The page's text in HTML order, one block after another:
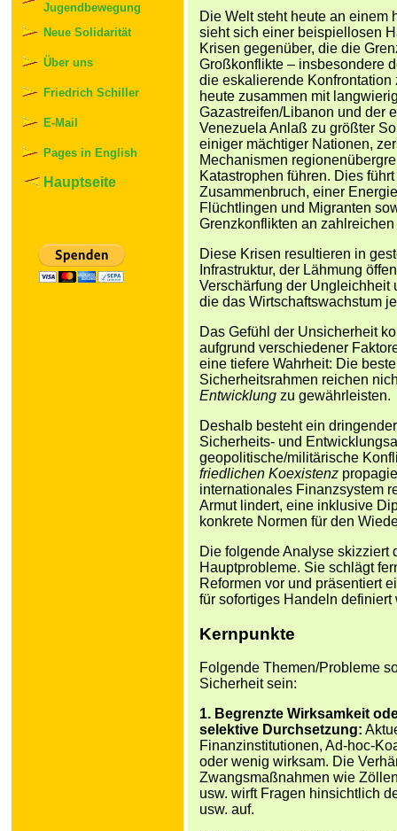
Jugendbewegung
Neue Solidarität
Über uns
Friedrich Schiller
E-Mail
Pages in English
Hauptseite
Die Welt steht heute an einem
sieht sich einer beispiellosen
Krisen gegenüber, die die
Großkonflikte – insbesondere
die eskalierende
heute zusammen mit
Gazastreifen/Libanon und der
Venezuela Anlaß zu größter
einiger mächtiger Nationen,
Mechanismen
Katastrophen führen. Dies
Zusammenbruch, einer
Flüchtlingen und Migranten
Grenzkonflikten an
Diese Krisen resultieren in
Infrastruktur, der Lähmung
Verschärfung der Ungleichheit
die das Wirtschaftswachstum
Das Gefühl der Unsicherheit
aufgrund verschiedener
eine tiefere Wahrheit: Die
Sicherheitsrahmen reichen
Entwicklung zu gewährleisten.
Deshalb besteht ein
Sicherheits- und
geopolitische/militärische
friedlichen Koexistenz
internationales Finanzsystem
Armut lindert, eine inklusive
konkrete Normen für den
Die folgende Analyse skizziert
Hauptprobleme. Sie schlägt
Reformen vor und präsentiert
für sofortiges Handeln definiert
Kernpunkte
Folgende Themen/Probleme
Sicherheit sein:
1. Begrenzte Wirksamkeit
selektive Durchsetzung:
Finanzinstitutionen, Ad-hoc-
oder wenig wirksam. Die
Zwangsmaßnahmen wie
usw. wirft Fragen hinsichtlich
usw. auf.